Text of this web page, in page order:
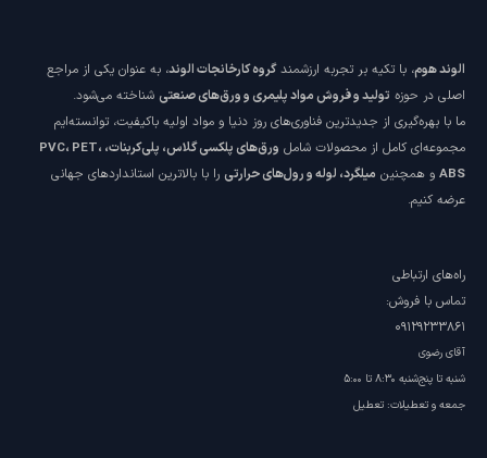
الوند هوم، با تکیه بر تجربه ارزشمندگروه کارخانجات الوند، به عنوان یکی از مراجع
اصلی در حوزه تولید و فروش مواد پلیمری و ورق‌های صنعتی شناخته می‌شود.
ما با بهره‌گیری از جدیدترین فناوری‌های روز دنیا و مواد اولیه باکیفیت، توانسته‌ایم
مجموعه‌ای کامل از محصولات شامل
ورق‌های پلکسی گلاس، پلی‌کربنات، PVC، PET،
ABS و همچنین میلگرد، لوله و رول‌های حرارتی را با بالاترین استانداردهای جهانی
عرضه کنیم.
راه‌های ارتباطی
تماس با فروش:
09129233861
آقای رضوی
شنبه تا پنج‌شنبه ۸:۳۰ تا ۵:۰۰
جمعه و تعطیلات: تعطیل